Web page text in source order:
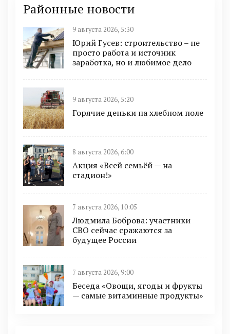
Районные новости
9 августа 2026, 5:30
Юрий Гусев: строительство – не
просто работа и источник
заработка, но и любимое дело
9 августа 2026, 5:20
Горячие деньки на хлебном поле
8 августа 2026, 6:00
Акция «Всей семьёй — на
стадион!»
7 августа 2026, 10:05
Людмила Боброва: участники
СВО сейчас сражаются за
будущее России
7 августа 2026, 9:00
Беседа «Овощи, ягоды и фрукты
— самые витаминные продукты»